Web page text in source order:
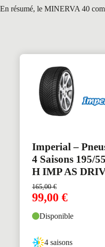
En résumé, le MINERVA 40
Imperial –
4 Saisons 195/
H IMP AS
165,00€
99,00 €
Disponible
4 saisons